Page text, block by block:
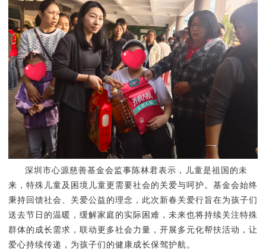
深圳市心源慈善基金会监事陈林君表示，儿童是祖国的未
来，特殊儿童及困境儿童更需要社会的关爱与呵护。基金会始终
秉持回馈社会、关爱公益的理念，此次新春关爱行旨在为孩子们
送去节日的温暖，缓解家庭的实际困难，未来也将持续关注特殊
群体的成长需求，联动更多社会力量，开展多元化帮扶活动，让
爱心持续传递，为孩子们的健康成长保驾护航。